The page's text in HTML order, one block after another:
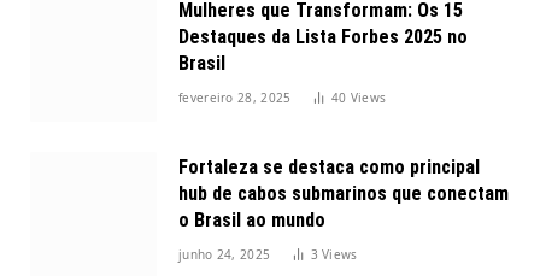
Mulheres que Transformam: Os 15
Destaques da Lista Forbes 2025 no
Brasil
fevereiro 28, 2025 40 Views
Fortaleza se destaca como principal
hub de cabos submarinos que conectam
o Brasil ao mundo
junho 24, 2025 3Views